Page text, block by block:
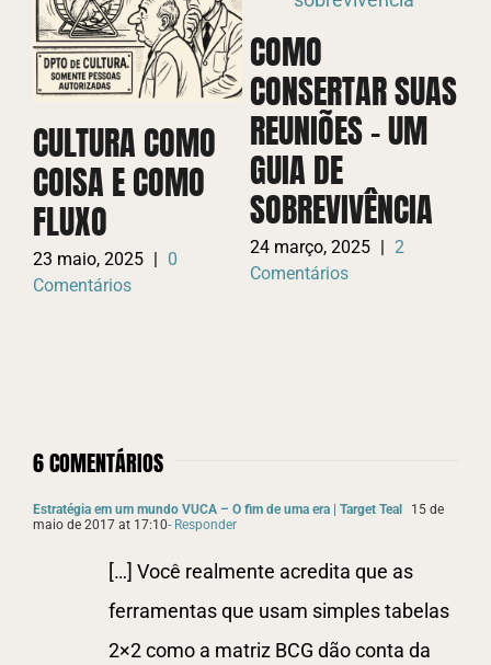
CULTURA COMO
COISA E COMO
FLUXO
23 maio, 2025 | 0
Comentários
COMO
CONSERTAR SUAS
REUNIÕES – UM
GUIA DE
SOBREVIVÊNCIA
24 março, 2025 | 2
Comentários
6 COMENTÁRIOS
Estratégia em um mundo VUCA – O fim de uma era | Target Teal
15 de
maio de 2017 at 17:10- Responder
[…] Você realmente acredita que as
ferramentas que usam simples tabelas
2×2 como a matriz BCG dão conta da